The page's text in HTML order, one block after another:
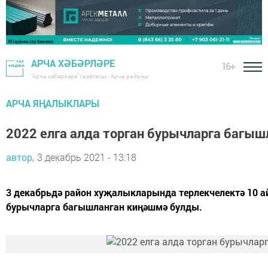
АРЧА ХӘБӘРЛӘРЕ
"Арча хәбәрләре" газетасы - Арча районы
16+
АРЧА ЯҢАЛЫКЛАРЫ
2022 елга алда торган бурычларга
автор, 3 декабрь 2021 - 13:18
3 декабрьдә район хуҗалыкларында терлекчелектә 10
бурычларга багышланган киңәшмә булды.